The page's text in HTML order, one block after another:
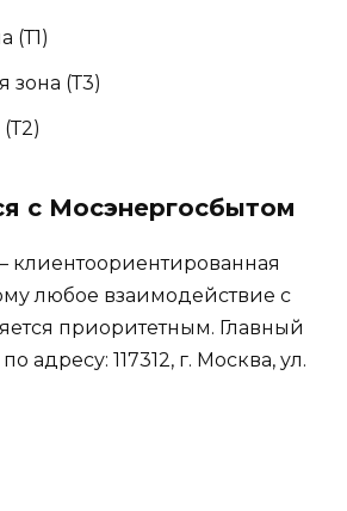
(Т1)
зона (Т3)
с Мосэнергосбытом
клиентоориентированная
любое взаимодействие с
приоритетным. Главный
адресу: 117312, г. Москва, ул.